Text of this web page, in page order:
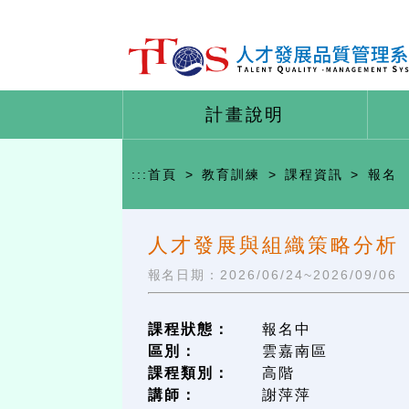
計畫說明
:::首頁 >教育訓練 > 課程資訊 > 報名
人才發展與組織策略分析
報名日期：2026/06/24~2026/09/06
課程狀態：
報名中
區別：
雲嘉南區
課程類別：
高階
講師：
謝萍萍